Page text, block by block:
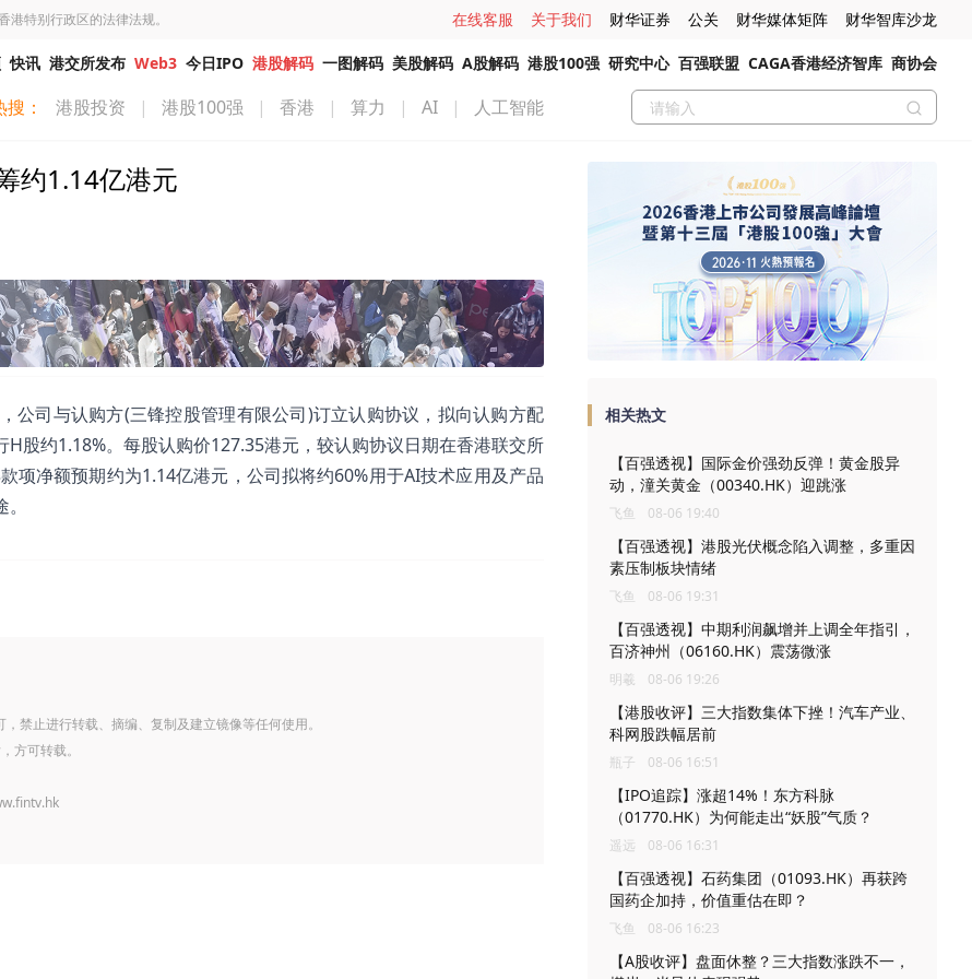
特别行政区的法律法规。 在线客服 关于我们 财华证券 公关 财华媒体矩阵 财华智库沙龙
快讯 港交所发布 Web3 今日IPO 港股解码 一图解码 美股解码 A股解码 港股100强 研究中心 百强联盟 CAGA香港经济智库 商协会
搜： 港股投资 | 港股100强 | 香港 | 算力 | AI | 人工智能
约1.14亿港元
公司与认购方(三锋控股管理有限公司)订立认购协议，拟向认购方配
股约1.18%。每股认购价127.35港元，较认购协议日期在香港联交所
项净额预期约为1.14亿港元，公司拟将约60%用于AI技术应用及产品
禁止进行转载、摘编、复制及建立镜像等任何使用。
方可转载。
相关热文
【百强透视】国际金价强劲反弹！黄金股异
动，潼关黄金（00340.HK）迎跳涨
飞鱼 08-06 19:40
【百强透视】港股光伏概念陷入调整，多重因
素压制板块情绪
飞鱼 08-06 19:31
【百强透视】中期利润飙增并上调全年指引，
百济神州（06160.HK）震荡微涨
明羲 08-06 19:26
【港股收评】三大指数集体下挫！汽车产业、
科网股跌幅居前
瓶子 08-06 16:51
【IPO追踪】涨超14%！东方科脉
（01770.HK）为何能走出“妖股”气质？
遥远 08-06 16:31
【百强透视】石药集团（01093.HK）再获跨
国药企加持，价值重估在即？
飞鱼 08-06 16:23
【A股收评】盘面休整？三大指数涨跌不一，